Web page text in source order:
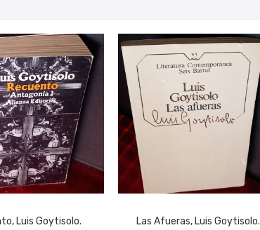
Luis Goytisolo. Las Afueras, Luis Goytisolo.